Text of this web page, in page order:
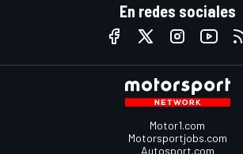
En redes sociales
Motor1.com
Motorsportjobs.com
Autosport.com